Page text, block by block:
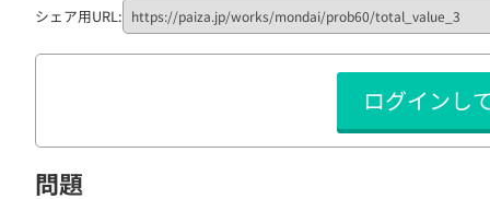
転職エージェント 新卒エージェント
イベント・セミナー
インタビュー
就活成功ガイド
ナレ
リフ
プラン
個人
シェア用URL:
ログインし
問題